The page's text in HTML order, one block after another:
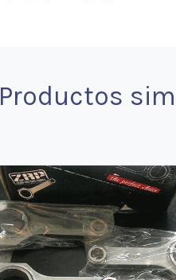
Productos